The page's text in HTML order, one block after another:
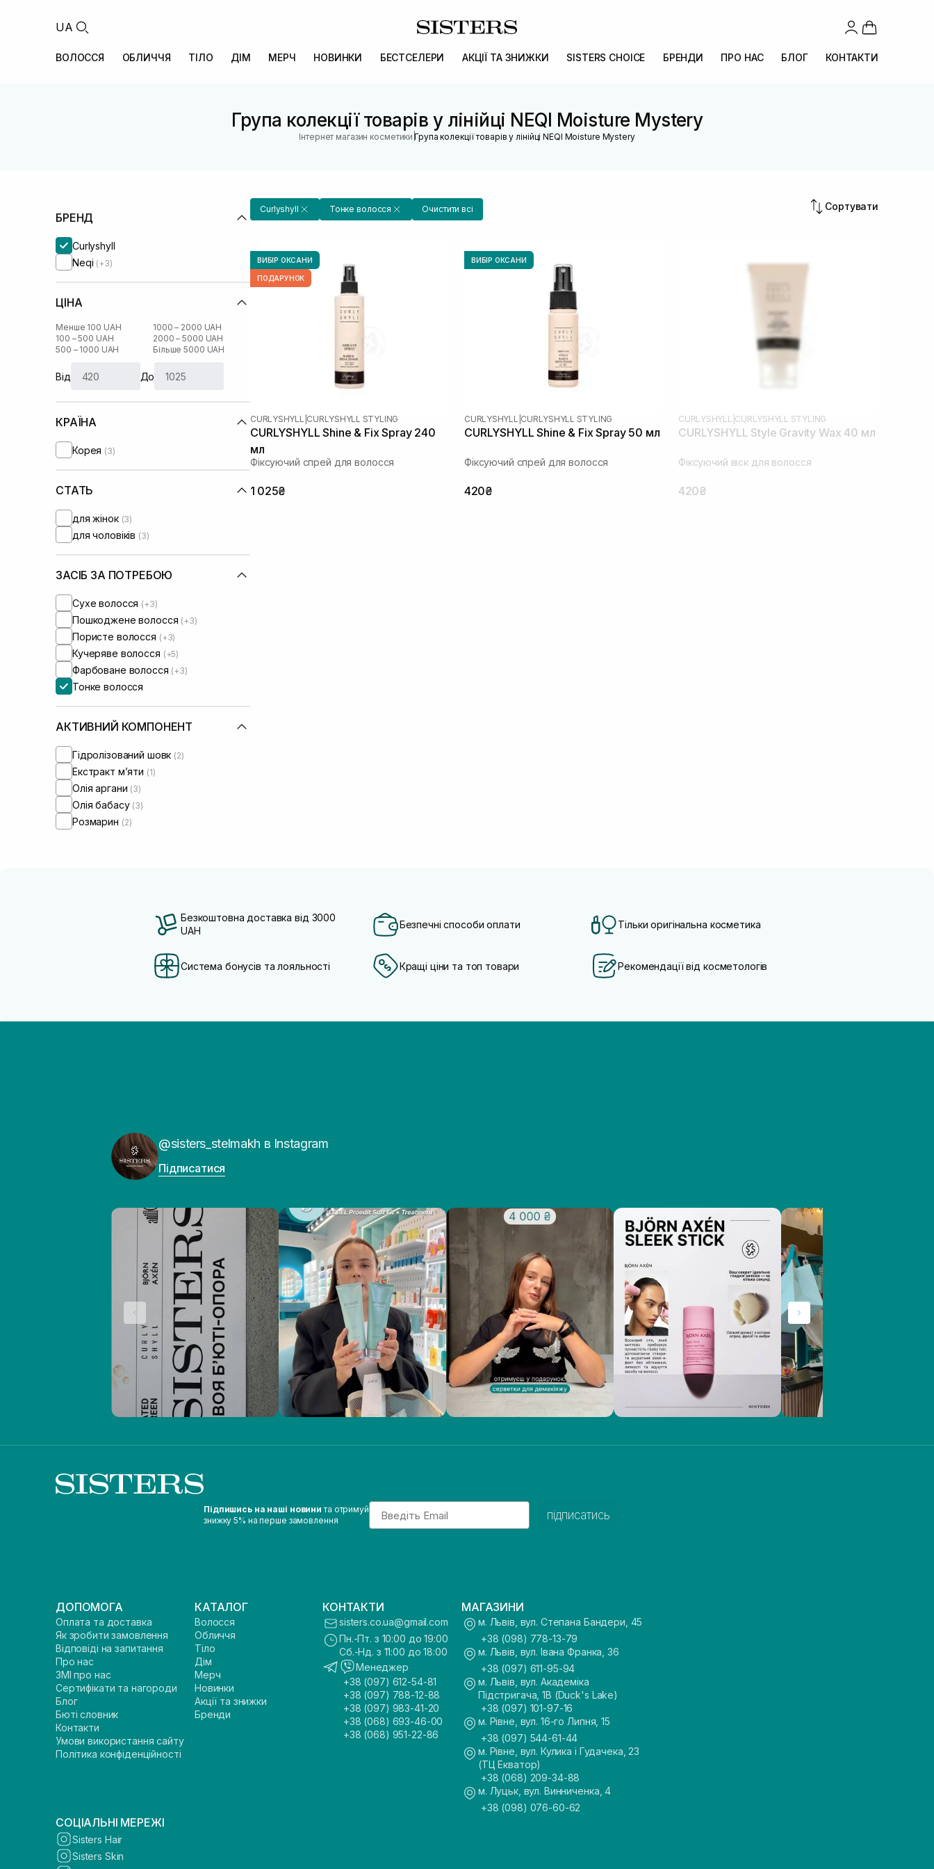
UA
ВОЛОССЯ ОБЛИЧЧЯ ТІЛО ДІМ МЕРЧ НОВИНКИ БЕСТСЕЛЕРИ АКЦІЇ ТА ЗНИЖКИ SISTERS CHOICE БРЕНДИ ПРО НАС БЛОГ КОНТАКТИ
Група колекції товарів у лінійці NEQI Moisture Mystery
Інтернет магазин косметики |Група колекції товарів у лінійці NEQI Moisture Mystery
БРЕНД
Curlyshyll
Neqi (+3)
ЦІНА
Менше 100 UAH
100 – 500 UAH
500 – 1000 UAH
1000 – 2000 UAH
2000 – 5000 UAH
Більше 5000 UAH
Від До
КРАЇНА
Корея (3)
СТАТЬ
для жінок (3)
для чоловіків (3)
ЗАСІБ ЗА ПОТРЕБОЮ
Сухе волосся (+3)
Пошкоджене волосся (+3)
Пористе волосся (+3)
Кучеряве волосся (+5)
Фарбоване волосся (+3)
Тонке волосся
АКТИВНИЙ КОМПОНЕНТ
Гідролізований шовк (2)
Екстракт м’яти (1)
Олія аргани (3)
Олія бабасу (3)
Розмарин (2)
Curlyshyll Тонке волосся Очистити всі Сортувати
ВИБІР ОКСАНИ
ПОДАРУНОК
CURLYSHYLL CURLYSHYLL STYLING
CURLYSHYLL Shine & Fix Spray 240
мл
Фіксуючий спрей для волосся
1 025₴
ВИБІР ОКСАНИ
CURLYSHYLL CURLYSHYLL STYLING
CURLYSHYLL Shine & Fix Spray 50 мл
Фіксуючий спрей для волосся
420₴
CURLYSHYLL CURLYSHYLL STYLING
CURLYSHYLL Style Gravity Wax 40 мл
Фіксуючий віск для волосся
420₴
Безкоштовна доставка від 3000
UAH
Безпечні способи оплати Тільки оригінальна косметика
Система бонусів та лояльності Кращі ціни та топ товари Рекомендації від косметологів
@sisters_stelmakh в Instagram
Підписатися
Підпишись на наші новини та отримуй
знижку 5% на перше замовлення
Email
підписатись
ДОПОМОГА
Оплата та доставка
Як зробити замовлення
Відповіді на запитання
Про нас
ЗМІ про нас
Сертифікати та нагороди
Блог
Бюті словник
Контакти
Умови використання сайту
Політика конфіденційності
КАТАЛОГ
Волосся
Обличчя
Тіло
Дім
Мерч
Новинки
Акції та знижки
Бренди
КОНТАКТИ
sisters.co.ua@gmail.com
Пн.-Пт. з 10:00 до 19:00
Сб.-Нд. з 11:00 до 18:00
Менеджер
+38 (097) 612-54-81
+38 (097) 788-12-88
+38 (097) 983-41-20
+38 (068) 693-46-00
+38 (068) 951-22-86
МАГАЗИНИ
м. Львів, вул. Степана Бандери, 45
+38 (098) 778-13-79
м. Львів, вул. Івана Франка, 36
+38 (097) 611-95-94
м. Львів, вул. Академіка
Підстригача, 1В (Duck's Lake)
+38 (097) 101-97-16
м. Рівне, вул. 16-го Липня, 15
+38 (097) 544-61-44
м. Рівне, вул. Кулика і Гудачека, 23
(ТЦ Екватор)
+38 (068) 209-34-88
м. Луцьк, вул. Винниченка, 4
+38 (098) 076-60-62
СОЦІАЛЬНІ МЕРЕЖІ
Sisters Hair
Sisters Skin